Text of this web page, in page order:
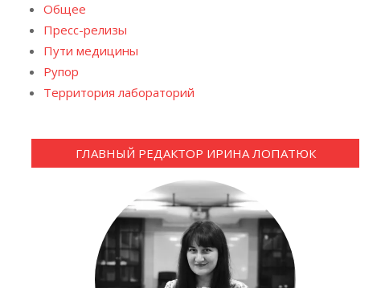
Общее
Пресс-релизы
Пути медицины
Рупор
Территория лабораторий
ГЛАВНЫЙ РЕДАКТОР ИРИНА ЛОПАТЮК